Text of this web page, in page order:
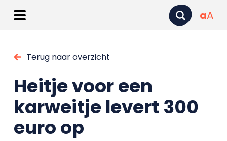
aA
Terug naar overzicht
Heitje voor een
karweitje levert 300
euro op